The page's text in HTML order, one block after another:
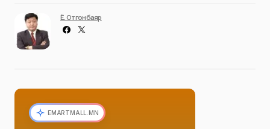
Ё. Отгонбаяр
EMARTMALL.MN